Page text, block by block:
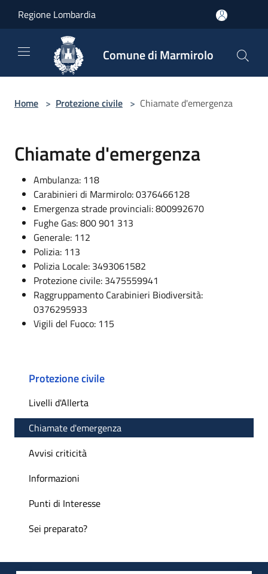
Regione Lombardia
Comune di Marmirolo
Home > Protezione civile > Chiamate d'emergenza
Chiamate d'emergenza
Ambulanza: 118
Carabinieri di Marmirolo: 0376466128
Emergenza strade provinciali: 800992670
Fughe Gas: 800 901 313
Generale: 112
Polizia: 113
Polizia Locale: 3493061582
Protezione civile: 3475559941
Raggruppamento Carabinieri Biodiversità:
0376295933
Vigili del Fuoco: 115
Protezione civile
Livelli d'Allerta
Chiamate d'emergenza
Avvisi criticità
Informazioni
Punti di Interesse
Sei preparato?